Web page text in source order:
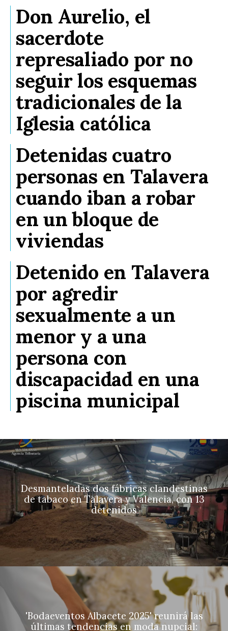
Don Aurelio, el
sacerdote
represaliado por no
seguir los esquemas
tradicionales de la
Iglesia católica
Detenidas cuatro
personas en Talavera
cuando iban a robar
en un bloque de
viviendas
Detenido en Talavera
por agredir
sexualmente a un
menor y a una
persona con
discapacidad en una
piscina municipal
Desmanteladas dos fábricas clandestinas
de tabaco en Talavera y Valencia, con 13
detenidos
'Bodaeventos Albacete 2025' reunirá las
últimas tendencias en moda nupcial: